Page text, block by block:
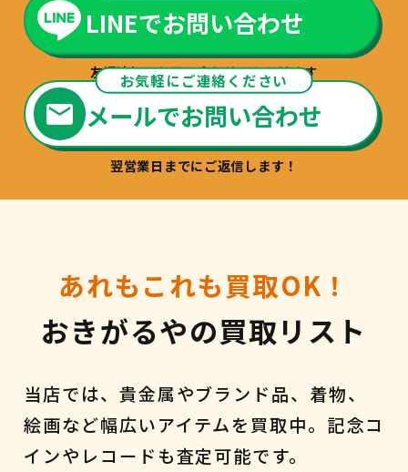
LINEでお問い合わせ
友達追加でお問い合わせいただけます
お気軽にご連絡ください
メールでお問い合わせ
翌営業日までにご返信します！
あれもこれも買取OK！
おきがるやの買取リスト
当店では、貴金属やブランド品、着物、
絵画など幅広いアイテムを買取中。記念コ
インやレコードも査定可能です。